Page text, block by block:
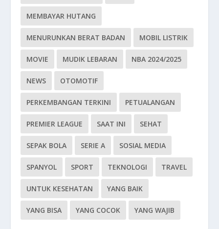
MEMBAYAR HUTANG
MENURUNKAN BERAT BADAN MOBIL LISTRIK
MOVIE MUDIK LEBARAN NBA 2024/2025
NEWS OTOMOTIF
PERKEMBANGAN TERKINI PETUALANGAN
PREMIER LEAGUE SAAT INI SEHAT
SEPAK BOLA SERIE A SOSIAL MEDIA
SPANYOL SPORT TEKNOLOGI TRAVEL
UNTUK KESEHATAN YANG BAIK
YANG BISA YANG COCOK YANG WAJIB